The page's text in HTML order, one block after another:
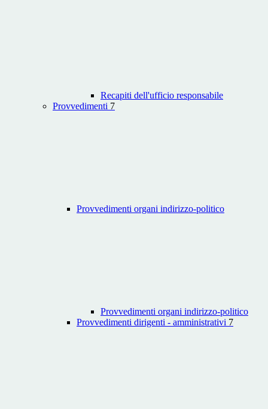
Recapiti dell'ufficio responsabile
Provvedimenti 7
Provvedimenti organi indirizzo-politico
Provvedimenti organi indirizzo-politico
Provvedimenti dirigenti - amministrativi 7